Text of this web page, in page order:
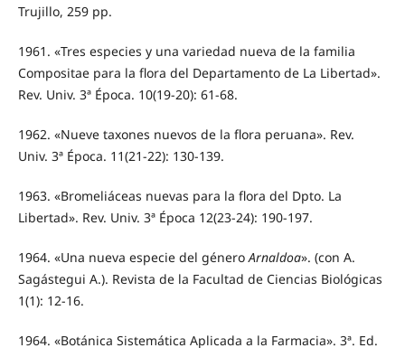
Trujillo, 259 pp.
1961. «Tres especies y una variedad nueva de la familia
Compositae para la flora del Departamento de La Libertad».
Rev. Univ. 3ª Época. 10(19-20): 61-68.
1962. «Nueve taxones nuevos de la flora peruana». Rev.
Univ. 3ª Época. 11(21-22): 130-139.
1963. «Bromeliáceas nuevas para la flora del Dpto. La
Libertad». Rev. Univ. 3ª Época 12(23-24): 190-197.
1964. «Una nueva especie del géneroArnaldoa». (con A.
Sagástegui A.). Revista de la Facultad de Ciencias Biológicas
1(1): 12-16.
1964. «Botánica Sistemática Aplicada a la Farmacia». 3ª. Ed.